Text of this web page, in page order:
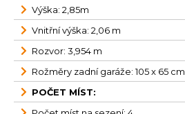
Výška: 2,85m
Vnitřní výška: 2,06 m
Rozvor: 3,954 m
Rožměry zadní garáže: 105 x 65 cm
POČET MÍST: